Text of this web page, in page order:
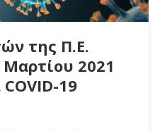
της Π.Ε.
2021
19